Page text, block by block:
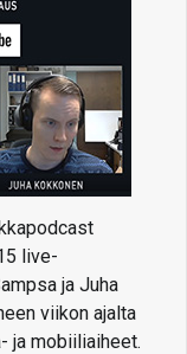
live-
ja Juha
viikon ajalta
ja mobiiliaiheet.